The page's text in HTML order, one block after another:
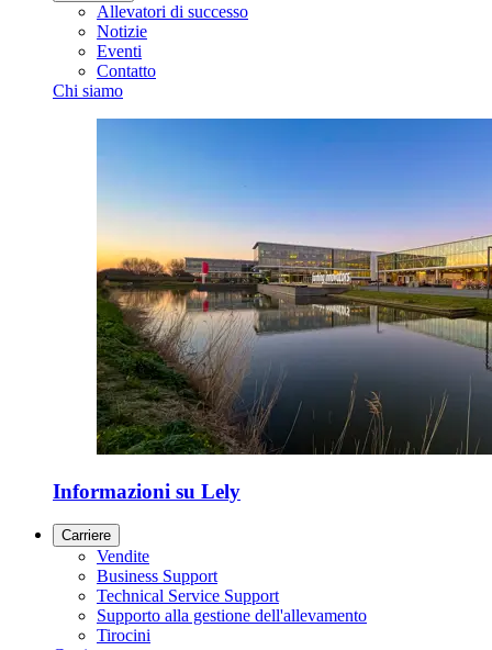
Allevatori di successo
Notizie
Eventi
Contatto
Chi siamo
Informazioni su Lely
Carriere
Vendite
Business Support
Technical Service Support
Supporto alla gestione dell'allevamento
Tirocini